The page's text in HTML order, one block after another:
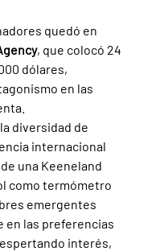
quedó en
, que colocó 24
dólares,
en las
diversidad de
internacional
una Keeneland
como termómetro
emergentes
en las preferencias
interés,